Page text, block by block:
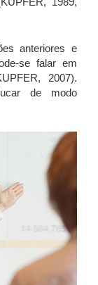
anteriores e
se falar em
2007).
de modo